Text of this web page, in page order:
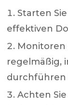
Starten
effektiven
Monitoren
regelmäßig,
durchführen
Achten